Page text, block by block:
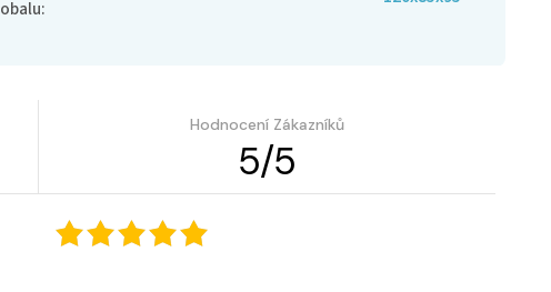
obalu:
Hodnocení Zákazníků
5/5